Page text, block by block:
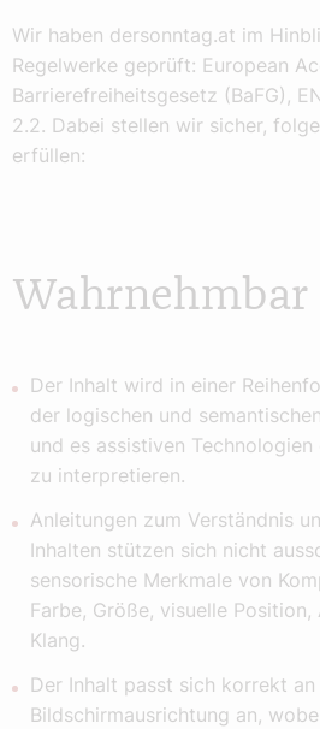
Wir haben dersonntag.at im
Regelwerke geprüft: European
Barrierefreiheitsgesetz (BaFG),
2.2. Dabei stellen wir sicher,
erfüllen:
Wahrnehmbar
Der Inhalt wird in einer
der logischen und
und es assistiven
zu interpretieren.
Anleitungen zum Verständnis
Inhalten stützen sich nicht
sensorische Merkmale von
Farbe, Größe, visuelle
Klang.
Der Inhalt passt sich korrekt an
Bildschirmausrichtung an,